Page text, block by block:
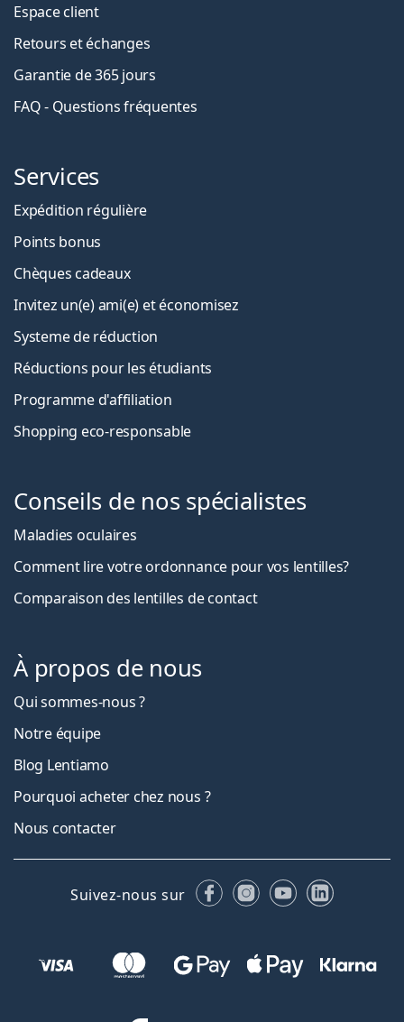
Espace client
Retours et échanges
Garantie de 365 jours
FAQ - Questions fréquentes
Services
Expédition régulière
Points bonus
Chèques cadeaux
Invitez un(e) ami(e) et économisez
Systeme de réduction
Réductions pour les étudiants
Programme d'affiliation
Shopping eco-responsable
Conseils de nos spécialistes
Maladies oculaires
Comment lire votre ordonnance pour vos lentilles?
Comparaison des lentilles de contact
À propos de nous
Qui sommes-nous ?
Notre équipe
Blog Lentiamo
Pourquoi acheter chez nous ?
Nous contacter
Suivez-nous sur FacebookInstagram
YouTubeLinkedIn